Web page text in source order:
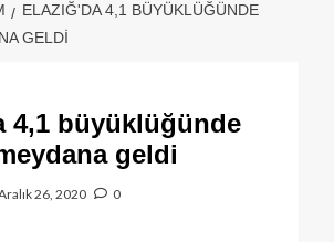
ELAZIĞ'DA 4,1 BÜYÜKLÜĞÜNDE
GELDI
4,1 büyüklüğünde
geldi
26, 2020 0